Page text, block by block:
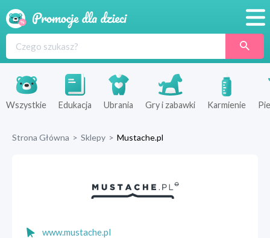
Produkty
Sklepy
Wszystkie Edukacja Ubrania Gry i zabawki Karmienie
Strona Główna > Sklepy > Mustache.pl
www.mustache.pl